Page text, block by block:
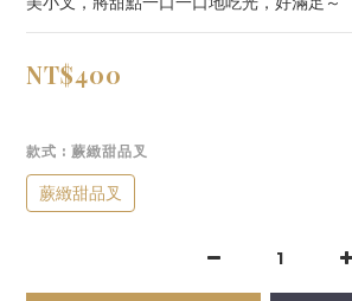
NT$400
款式 : 蕨緻甜品叉
蕨緻甜品叉